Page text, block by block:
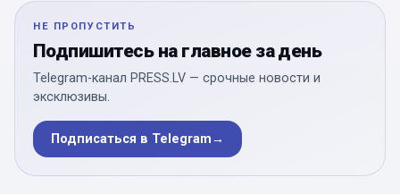
НЕ ПРОПУСТИТЬ
Подпишитесь на главное за день
Telegram-канал PRESS.LV — срочные новости и
эксклюзивы.
Подписаться в Telegram→